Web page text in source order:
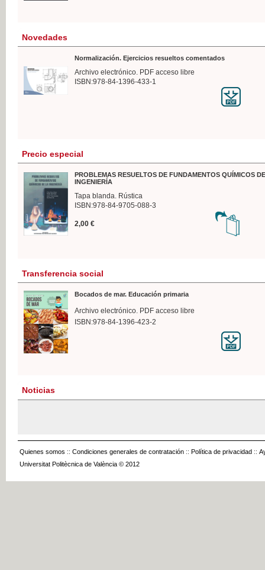
Novedades
Normalización. Ejercicios resueltos comentados
Archivo electrónico. PDF acceso libre
ISBN:978-84-1396-433-1
Precio especial
PROBLEMAS RESUELTOS DE FUNDAMENTOS QUÍMICOS
INGENIERÍA
Tapa blanda. Rústica
ISBN:978-84-9705-088-3
2,00 €
Transferencia social
Bocados de mar. Educación primaria
Archivo electrónico. PDF acceso libre
ISBN:978-84-1396-423-2
Noticias
Quienes somos :: Condiciones generales de contratación :: Política de privacidad ::
Universitat Politècnica de València © 2012